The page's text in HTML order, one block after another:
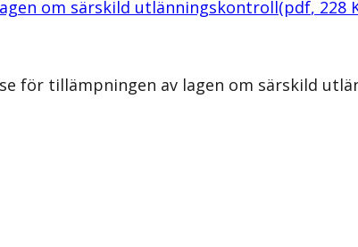
om särskild utlänningskontroll(pdf, 228
för tillämpningen av lagen om särskild